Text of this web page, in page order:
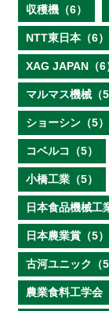
収穫機（6）
NTT東日本（6）
XAG JAPAN（6
マルマス機械（5
ショーシン（5）
コベルコ（5）
小橋工業（5）
日本食品機械工
日本農業賞（5）
古河ユニック（5
農業食料工学会